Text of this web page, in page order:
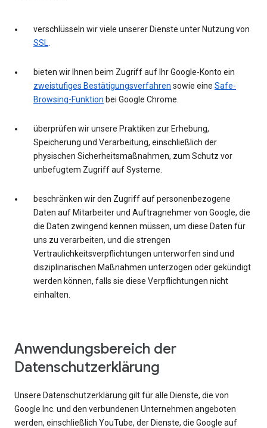
verschlüsseln wir viele unserer Dienste unter Nutzung von
SSL.
bieten wir Ihnen beim Zugriff auf Ihr Google-Konto ein
zweistufiges Bestätigungsverfahren sowie eine Safe-
Browsing-Funktion bei Google Chrome.
überprüfen wir unsere Praktiken zur Erhebung,
Speicherung und Verarbeitung, einschließlich der
physischen Sicherheitsmaßnahmen, zum Schutz vor
unbefugtem Zugriff auf Systeme.
beschränken wir den Zugriff auf personenbezogene
Daten auf Mitarbeiter und Auftragnehmer von Google, die
die Daten zwingend kennen müssen, um diese Daten für
uns zu verarbeiten, und die strengen
Vertraulichkeitsverpflichtungen unterworfen sind und
disziplinarischen Maßnahmen unterzogen oder gekündigt
werden können, falls sie diese Verpflichtungen nicht
einhalten.
Anwendungsbereich der
Datenschutzerklärung
Unsere Datenschutzerklärung gilt für alle Dienste, die von
Google Inc. und den verbundenen Unternehmen angeboten
werden, einschließlich YouTube, der Dienste, die Google auf